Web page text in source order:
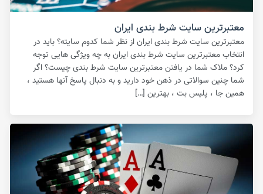
معتبرترین سایت شرط بندی ایران
معتبرترین سایت شرط بندی ایران از نظر شما کدوم سایته؟ باید در
انتخاب معتبرترین سایت شرط بندی ایران به چه ویژگی هایی توجه
کرد؟ ملاک شما در یافتن معتبرترین سایت شرط بندی چیست؟ اگر
شما چنین سوالاتی در ذهن خود دارید و به دنبال پاسخ آنها هستید ،
همین جا ، پلیس بت ، بهترین […]